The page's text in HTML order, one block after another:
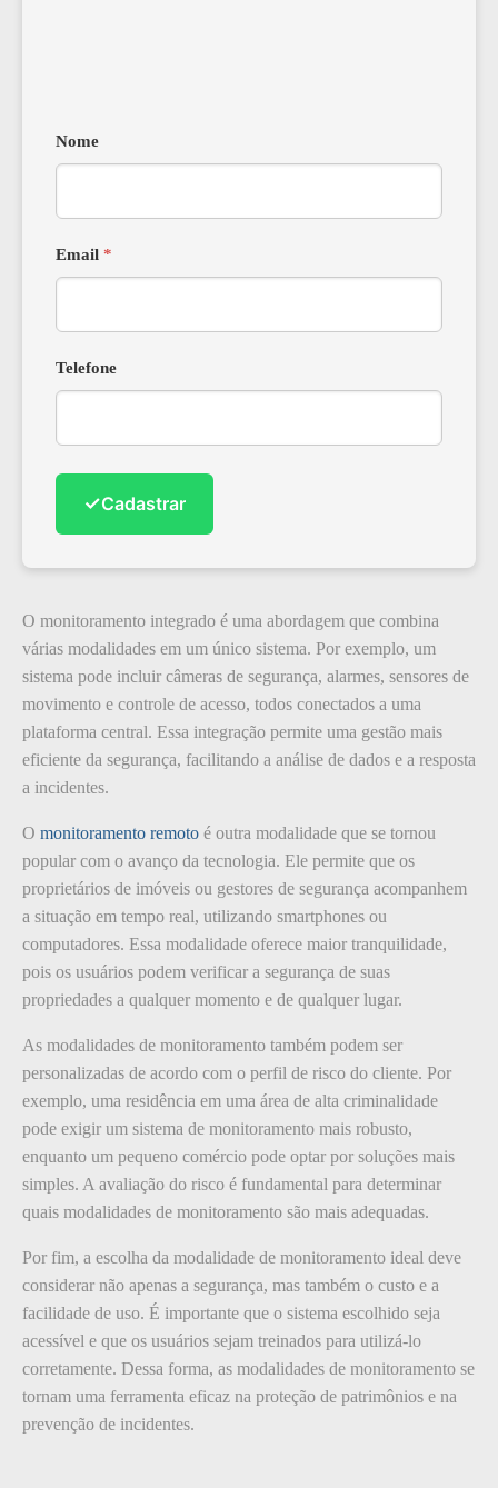
Nome
Email *
Telefone
✓Cadastrar
O monitoramento integrado é uma abordagem que combina
várias modalidades em um único sistema. Por exemplo, um
sistema pode incluir câmeras de segurança, alarmes, sensores de
movimento e controle de acesso, todos conectados a uma
plataforma central. Essa integração permite uma gestão mais
eficiente da segurança, facilitando a análise de dados e a resposta
a incidentes.
O monitoramento remoto é outra modalidade que se tornou
popular com o avanço da tecnologia. Ele permite que os
proprietários de imóveis ou gestores de segurança acompanhem
a situação em tempo real, utilizando smartphones ou
computadores. Essa modalidade oferece maior tranquilidade,
pois os usuários podem verificar a segurança de suas
propriedades a qualquer momento e de qualquer lugar.
As modalidades de monitoramento também podem ser
personalizadas de acordo com o perfil de risco do cliente. Por
exemplo, uma residência em uma área de alta criminalidade
pode exigir um sistema de monitoramento mais robusto,
enquanto um pequeno comércio pode optar por soluções mais
simples. A avaliação do risco é fundamental para determinar
quais modalidades de monitoramento são mais adequadas.
Por fim, a escolha da modalidade de monitoramento ideal deve
considerar não apenas a segurança, mas também o custo e a
facilidade de uso. É importante que o sistema escolhido seja
acessível e que os usuários sejam treinados para utilizá-lo
corretamente. Dessa forma, as modalidades de monitoramento se
tornam uma ferramenta eficaz na proteção de patrimônios e na
prevenção de incidentes.